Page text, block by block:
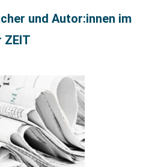
und Autor:innen im
ZEIT